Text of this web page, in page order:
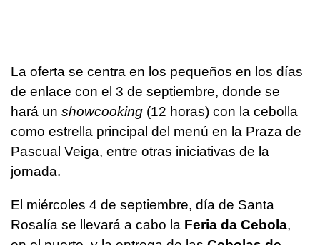
La oferta se centra en los pequeños en los días
de enlace con el 3 de septiembre, donde se
hará un showcooking (12 horas) con la cebolla
como estrella principal del menú en la Praza de
Pascual Veiga, entre otras iniciativas de la
jornada.
El miércoles 4 de septiembre, día de Santa
Rosalía se llevará a cabo la Feria da Cebola,